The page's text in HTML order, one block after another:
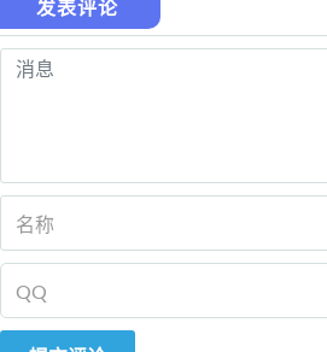
发表评论